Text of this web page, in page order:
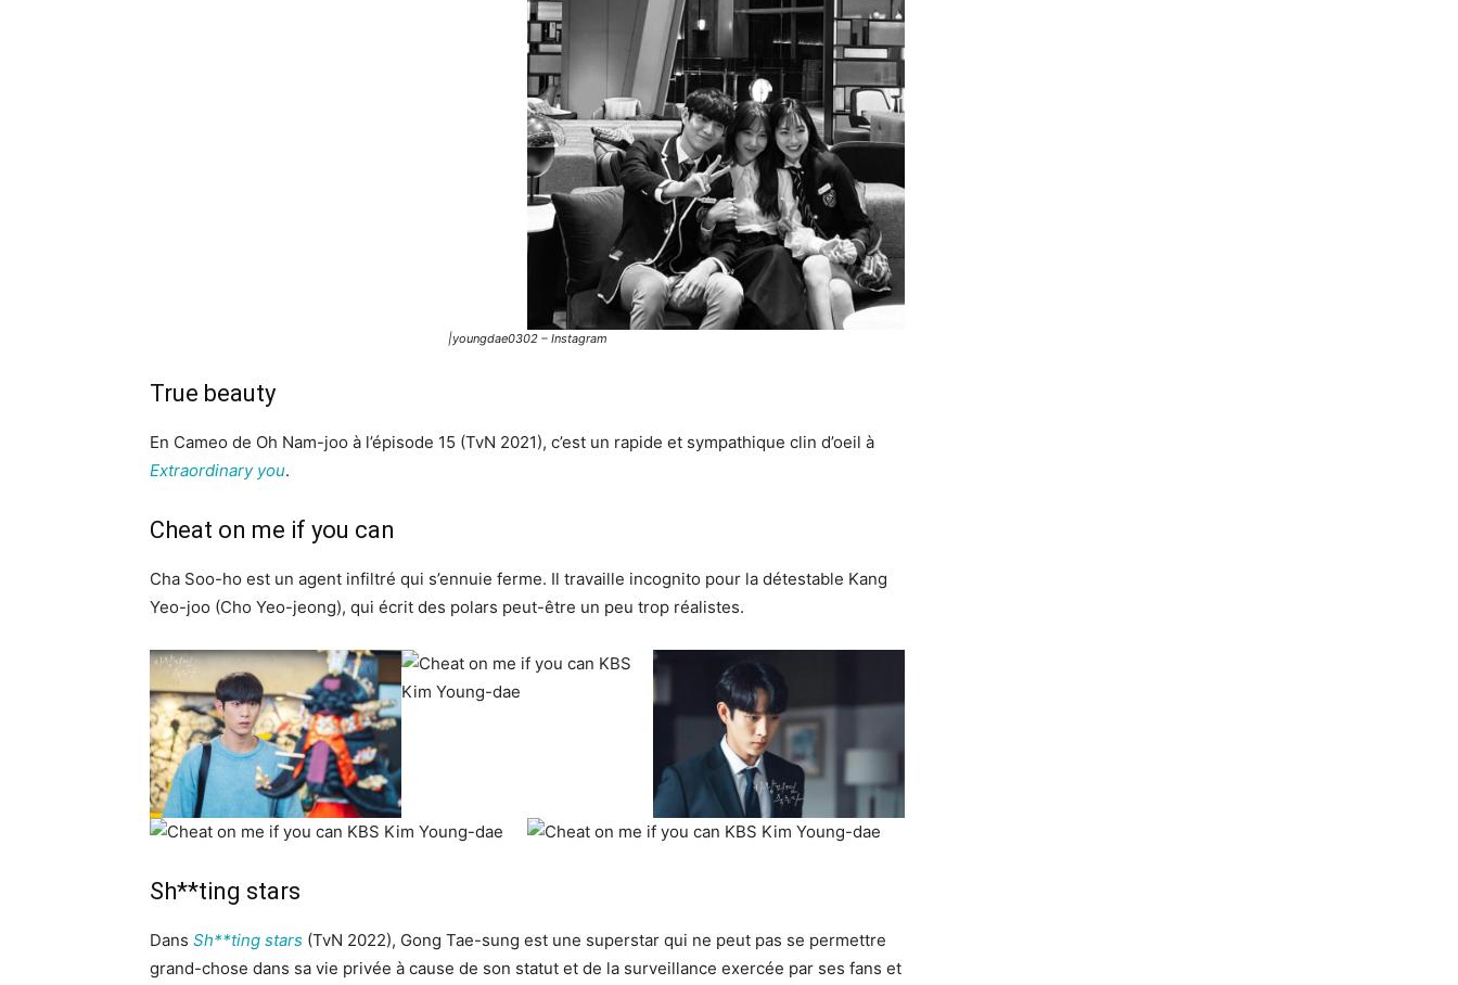
|youngdae0302 – Instagram
True beauty
En Cameo de Oh Nam-joo à l’épisode 15 (TvN 2021), c’est un rapide et sympathique clin d’oeil à
Extraordinary you.
Cheat on me if you can
Cha Soo-ho est un agent infiltré qui s’ennuie ferme. Il travaille incognito pour la détestable Kang
Yeo-joo (Cho Yeo-jeong), qui écrit des polars peut-être un peu trop réalistes.
Sh**ting stars
Dans Sh**ting stars (TvN 2022), Gong Tae-sung est une superstar qui ne peut pas se permettre
grand-chose dans sa vie privée à cause de son statut et de la surveillance exercée par ses fans et